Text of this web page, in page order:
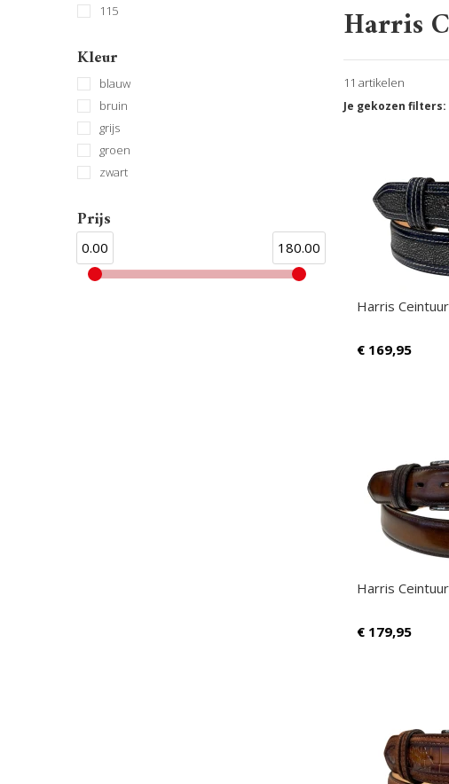
115
Kleur
blauw
bruin
grijs
groen
zwart
Prijs
0.00 180.00
Harris
11 artikelen
Je gekozen filters:
Harris
€ 169,95
Harris
€ 179,95